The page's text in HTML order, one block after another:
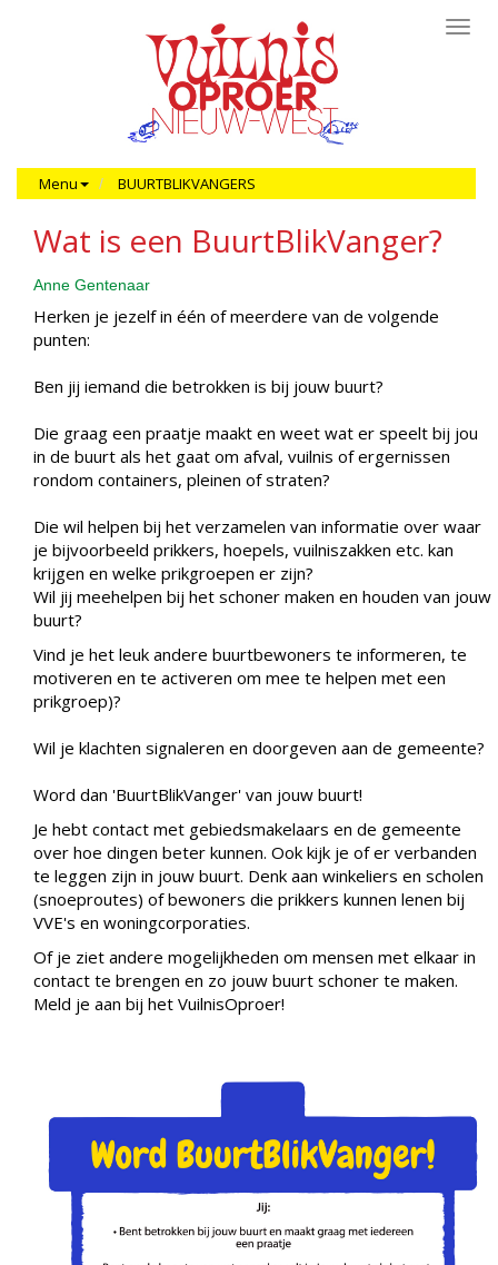
Menu BUURTBLIKVANGERS
Wat is een BuurtBlikVanger?
Anne Gentenaar
Herken je jezelf in één of meerdere van de volgende
punten:
Ben jij iemand die betrokken is bij jouw buurt?
Die graag een praatje maakt en weet wat er speelt bij jou
in de buurt als het gaat om afval, vuilnis of ergernissen
rondom containers, pleinen of straten?
Die wil helpen bij het verzamelen van informatie over waar
je bijvoorbeeld prikkers, hoepels, vuilniszakken etc. kan
krijgen en welke prikgroepen er zijn?
Wil jij meehelpen bij het schoner maken en houden van jouw
buurt?
Vind je het leuk andere buurtbewoners te informeren, te
motiveren en te activeren om mee te helpen met een
prikgroep)?
Wil je klachten signaleren en doorgeven aan de gemeente?
Word dan 'BuurtBlikVanger' van jouw buurt!
Je hebt contact met gebiedsmakelaars en de gemeente
over hoe dingen beter kunnen. Ook kijk je of er verbanden
te leggen zijn in jouw buurt. Denk aan winkeliers en scholen
(snoeproutes) of bewoners die prikkers kunnen lenen bij
VVE's en woningcorporaties.
Of je ziet andere mogelijkheden om mensen met elkaar in
contact te brengen en zo jouw buurt schoner te maken.
Meld je aan bij het VuilnisOproer!